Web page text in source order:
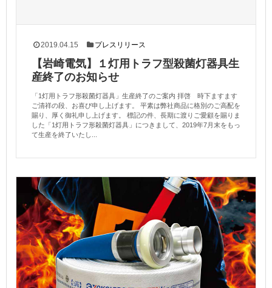
2019.04.15 プレスリリース
【岩崎電気】１灯用トラフ型殺菌灯器具生
産終了のお知らせ
「1灯用トラフ形殺菌灯器具」生産終了のご案内 拝啓 時下ますます
ご清祥の段、お喜び申し上げます。 平素は弊社商品に格別のご高配を
賜り、厚く御礼申し上げます。 標記の件、長期に渡りご愛顧を賜りま
した「1灯用トラフ形殺菌灯器具」につきまして、2019年7月末をもっ
て生産を終了いたし...